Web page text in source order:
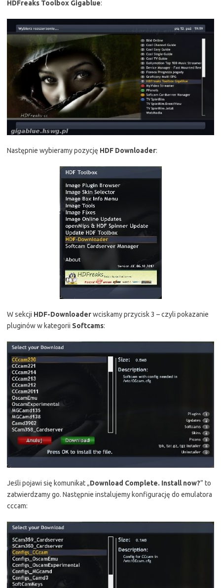
HDFreaks Toolbox Gigablue:
Następnie wybieramy pozycję HDF Downloader:
W sekcji HDF-Downloaderwciskamy przycisk 3 – czyli pokazanie
pluginów w kategorii Softcams:
Jeśli pojawi się komunikat „Download Complete. Install now?” to
zatwierdzamy go. Następnie instalujemy konfigurację do emulatora
cccam: